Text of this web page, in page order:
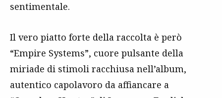
sentimentale.
Il vero piatto forte della raccolta è però
“Empire Systems”, cuore pulsante della
miriade di stimoli racchiusa nell’album,
autentico capolavoro da affiancare a